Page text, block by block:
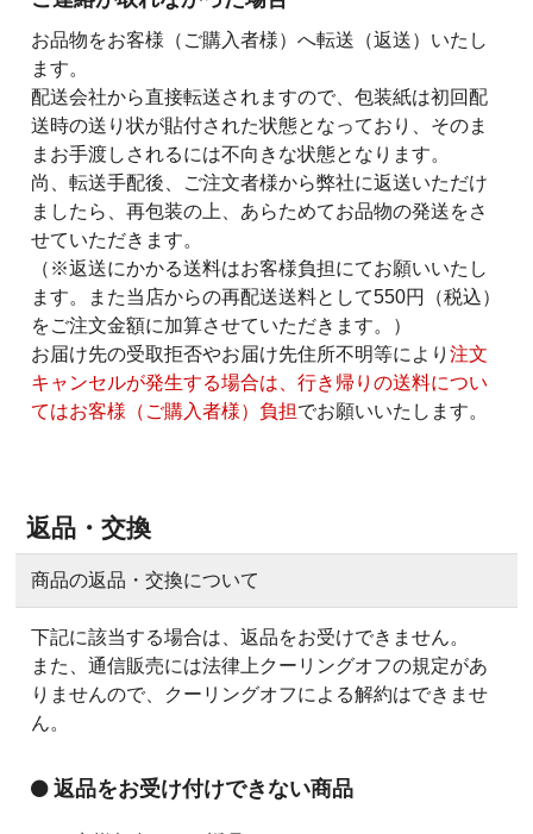
お品物をお客様（ご購入者様）へ転送（返送）いたし
ます。
配送会社から直接転送されますので、包装紙は初回配
送時の送り状が貼付された状態となっており、そのま
まお手渡しされるには不向きな状態となります。
尚、転送手配後、ご注文者様から弊社に返送いただけ
ましたら、再包装の上、あらためてお品物の発送をさ
せていただきます。
（※返送にかかる送料はお客様負担にてお願いいたし
ます。また当店からの再配送送料として550円（税込）
をご注文金額に加算させていただきます。）
お届け先の受取拒否やお届け先住所不明等により注文
キャンセルが発生する場合は、行き帰りの送料につい
てはお客様（ご購入者様）負担でお願いいたします。
返品・交換
商品の返品・交換について
下記に該当する場合は、返品をお受けできません。
また、通信販売には法律上クーリングオフの規定があ
りませんので、クーリングオフによる解約はできませ
ん。
返品をお受け付けできない商品